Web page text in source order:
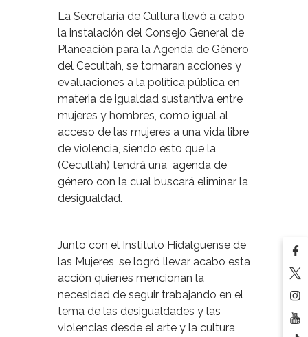
La Secretaría de Cultura llevó a cabo
la instalación del Consejo General de
Planeación para la Agenda de Género
del Cecultah, se tomaran acciones y
evaluaciones a la política pública en
materia de igualdad sustantiva entre
mujeres y hombres, como igual al
acceso de las mujeres a una vida libre
de violencia, siendo esto que la
(Cecultah) tendrá una agenda de
género con la cual buscará eliminar la
desigualdad.
Junto con el Instituto Hidalguense de
las Mujeres, se logró llevar acabo esta
acción quienes mencionan la
necesidad de seguir trabajando en el
tema de las desigualdades y las
violencias desde el arte y la cultura